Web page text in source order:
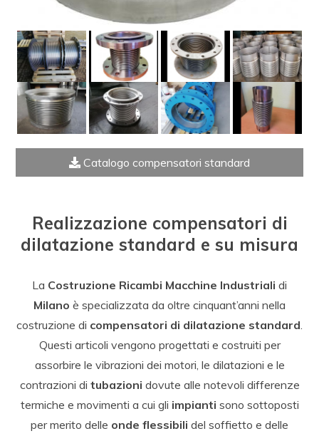
Catalogo compensatori standard
Realizzazione compensatori di
dilatazione standard e su misura
La Costruzione Ricambi Macchine Industriali di
Milano è specializzata da oltre cinquant’anni nella
costruzione di compensatori di dilatazione standard
Questi articoli vengono progettati e costruiti per
assorbire le vibrazioni dei motori, le dilatazioni e le
contrazioni di tubazioni dovute alle notevoli differenze
termiche e movimenti a cui gli impianti sono sottoposti
per merito delle onde flessibili del soffietto e delle